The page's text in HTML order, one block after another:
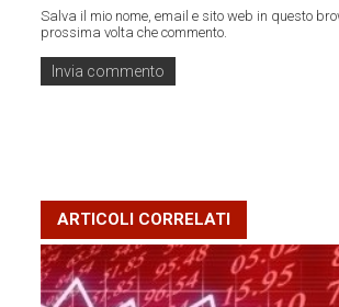
Salva il mio nome, email e sito web in questo
prossima volta che commento.
ARTICOLI CORRELATI